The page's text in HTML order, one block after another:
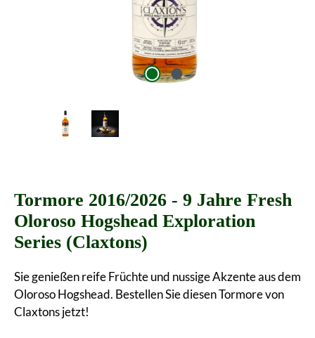
Tormore 2016/2026 - 9 Jahre Fresh
Oloroso Hogshead Exploration
Series (Claxtons)
Sie genießen reife Früchte und nussige Akzente aus dem
Oloroso Hogshead. Bestellen Sie diesen Tormore von
Claxtons jetzt!